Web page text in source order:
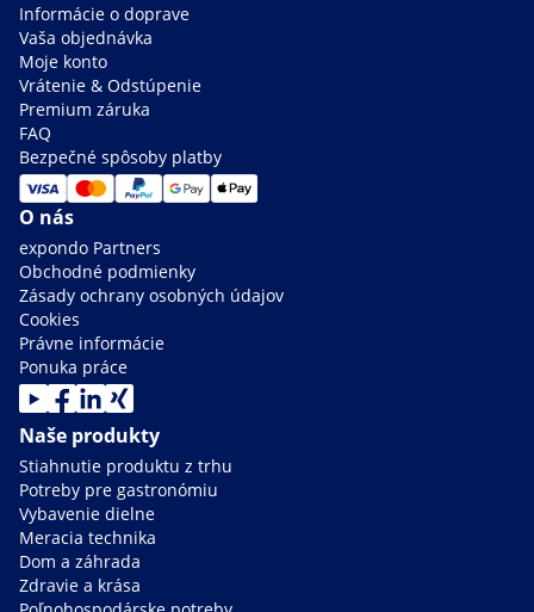
Informácie o doprave
Vaša objednávka
Moje konto
Vrátenie & Odstúpenie
Premium záruka
FAQ
Bezpečné spôsoby platby
O nás
expondo Partners
Obchodné podmienky
Zásady ochrany osobných údajov
Cookies
Právne informácie
Ponuka práce
Naše produkty
Stiahnutie produktu z trhu
Potreby pre gastronómiu
Vybavenie dielne
Meracia technika
Dom a záhrada
Zdravie a krása